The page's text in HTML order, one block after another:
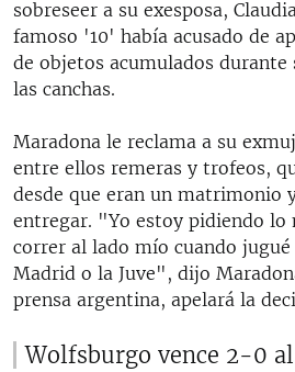
sobreseer a su exesposa,
famoso '10' había acusado de
de objetos acumulados durante
las canchas.
Maradona le reclama a su
entre ellos remeras y trofeos,
desde que eran un matrimonio
entregar. "Yo estoy pidiendo lo
correr al lado mío cuando jugué
Madrid o la Juve", dijo
prensa argentina, apelará la
Wolfsburgo vence 2-0